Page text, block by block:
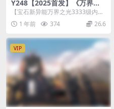
Y248【2025首发】《万界之
光》3333级内购版-二次元卡
牌手游Linux服务端+安卓端/
多区跨服/自定义英雄符文/G
【宝石新异能万界之光3333级内购
版】站长推荐稀有二次元动漫卡通
卡牌回合手游-2...
1 年前 374 26.6
VIP